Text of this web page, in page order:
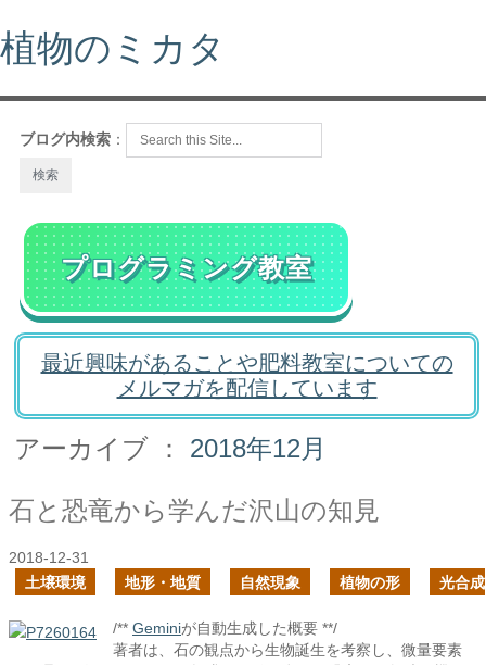
植物のミカタ
ブログ内検索 ：
プログラミング教室
最近興味があることや肥料教室についての
メルマガを配信しています
アーカイブ ： 2018年12月
石と恐竜から学んだ沢山の知見
2018-12-31
土壌環境
地形・地質 自然現象 植物の形 光合成
/** Geminiが自動生成した概要 **/
著者は、石の観点から生物誕生を考察し、微量要素